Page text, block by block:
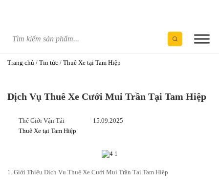
Trang chủ / Tin tức / Thuê Xe tại Tam Hiệp
Dịch Vụ Thuê Xe Cưới Mui Trần Tại Tam Hiệp
Thế Giới Vận Tải
15.09.2025
Thuê Xe tại Tam Hiệp
1. Giới Thiệu Dịch Vụ Thuê Xe Cưới Mui Trần Tại Tam Hiệp